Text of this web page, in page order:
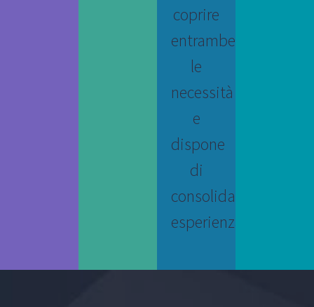
coprire
entrambe
le
necessità
e
dispone
di
consolidata
esperienza.